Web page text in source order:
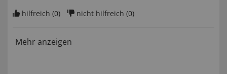
hilfreich (0) nicht hilfreich (0)
Mehr anzeigen